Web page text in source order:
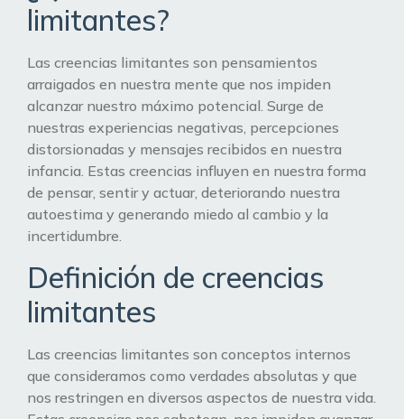
limitantes?
Las creencias limitantes son pensamientos
arraigados en nuestra mente que nos impiden
alcanzar nuestro máximo potencial. Surge de
nuestras experiencias negativas, percepciones
distorsionadas y mensajes recibidos en nuestra
infancia. Estas creencias influyen en nuestra forma
de pensar, sentir y actuar, deteriorando nuestra
autoestima y generando miedo al cambio y la
incertidumbre.
Definición de creencias
limitantes
Las creencias limitantes son conceptos internos
que consideramos como verdades absolutas y que
nos restringen en diversos aspectos de nuestra vida.